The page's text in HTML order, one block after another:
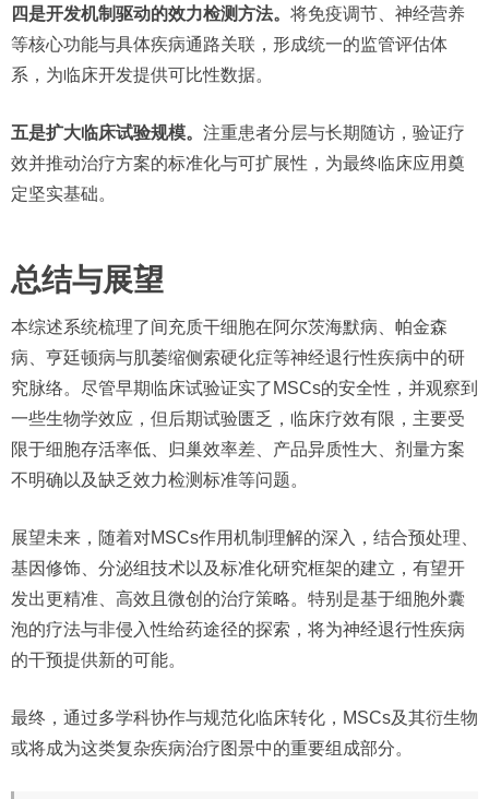
四是开发机制驱动的效力检测方法。 将免疫调节、神经营养
等核心功能与具体疾病通路关联，形成统一的监管评估体
系，为临床开发提供可比性数据。
五是扩大临床试验规模。 注重患者分层与长期随访，验证疗
效并推动治疗方案的标准化与可扩展性，为最终临床应用奠
定坚实基础。
总结与展望
本综述系统梳理了间充质干细胞在阿尔茨海默病、帕金森
病、亨廷顿病与肌萎缩侧索硬化症等神经退行性疾病中的研
究脉络。尽管早期临床试验证实了MSCs的安全性，并观察到
一些生物学效应，但后期试验匮乏，临床疗效有限，主要受
限于细胞存活率低、归巢效率差、产品异质性大、剂量方案
不明确以及缺乏效力检测标准等问题。
展望未来，随着对MSCs作用机制理解的深入，结合预处理、
基因修饰、分泌组技术以及标准化研究框架的建立，有望开
发出更精准、高效且微创的治疗策略。特别是基于细胞外囊
泡的疗法与非侵入性给药途径的探索，将为神经退行性疾病
的干预提供新的可能。
最终，通过多学科协作与规范化临床转化，MSCs及其衍生物
或将成为这类复杂疾病治疗图景中的重要组成部分。